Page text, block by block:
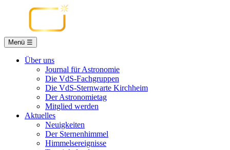
Menü ☰
Über uns
Journal für Astronomie
Die VdS-Fachgruppen
Die VdS-Sternwarte Kirchheim
Der Astronomietag
Mitglied werden
Aktuelles
Neuigkeiten
Der Sternenhimmel
Himmelsereignisse